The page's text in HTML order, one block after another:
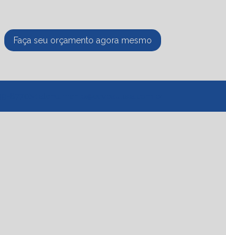
Faça seu orçamento agora mesmo